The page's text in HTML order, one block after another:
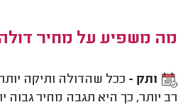
מה משפיע על מחיר
ותק - ככל שהדולה ותיקה
רב יותר, כך היא תגבה מחיר גבוה